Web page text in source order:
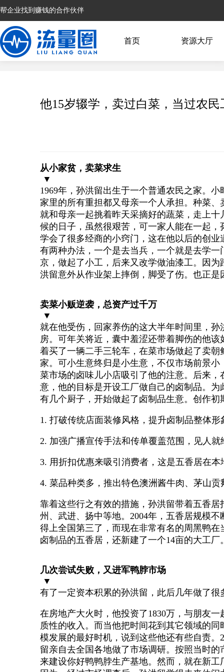
帮企业找到赚钱的合作伙伴
首页 资源大厅
他15岁辍学，卖过白菜，当过农
从小家贫，卖菜求生
▼
1969年，孙洪留出生于一个普通农民之家。
家里的所有重担都又母亲一个人承担。种菜
就和母亲一起挑着昨天采摘好的蔬菜，走上
候的日子，虽然很艰苦，可一家人能在一起
学会了很多经商的小窍门，这在他以后的创
有两种办法，一个是去当兵，一个就是去学
京，做起了小工，后来又改学做油漆工。因
洪留意外从作业架上摔倒，脚受了伤。也正
卖菜小贩逆袭，总资产过千万
▼
就在他受伤，回家养伤的这大半年时间里，
房。可年关将近，囊中羞涩还带着脚伤的他
着买了一辆二手三轮车，在菜市场做起了卖
家。可小生意终归是小生意，不仅市场前景
菜市场的卤味儿小店吸引了他的注意。后来
意，他的目标是开设工厂做自己的卤制品。
有几个厨子，开始做起了卤制品生意。创作
1. 打破传统店面装修风格，提升卤制品整体形
2. 加强广播宣传手法和传单覆盖范围，见人就
3. 用折扣优惠来吸引消费者，这是五香居在
4. 菜品种类多，推出特色澳洲酱牛肉、茅山贡
靠着这些行之有效的措施，孙洪留带着五香
州、武进、扬中等地。2004年，五香居规模
得上全国第三了，而现在非常有名的周黑鸭
卤制品的五香居，还新建了一个14亩的大工
几次尝试失败，又进军鸭脖市场
▼
有了一定资本积累的孙洪留，此后几年做了很
在房地产大火时，他投资了1830万，与朋友
质性的收入。而当他把时间花到其它领域的
模发展的最好时机，说到这些他还有些自责
留亲自去全国各地做了市场调研。按照当时
来建设你好鸭鸭脖生产基地。然而，就在新